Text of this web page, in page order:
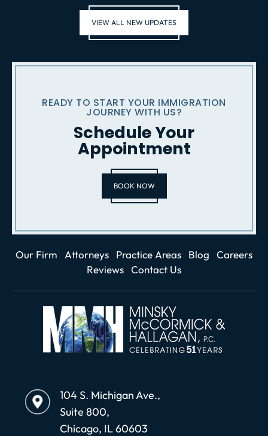
VIEW ALL NEW UPDATES
READY TO START YOUR IMMIGRATION
JOURNEY WITH US?
Schedule Your
Appointment
BOOK NOW
Our Firm Attorneys Practice Areas Blog
Careers
Reviews Contact Us
104 S. Michigan Ave.,
Suite 800,
Chicago, IL 60603